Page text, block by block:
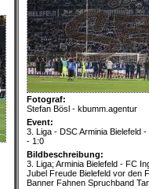
Fotograf:
Stefan Bösl - kbumm.agentur
Event:
3. Liga - DSC Arminia Bielefeld
- 1:0
Bildbeschreibung:
3. Liga; Arminia Bielefeld - FC
Jubel Freude Bielefeld vor den
Banner Fahnen Spruchband